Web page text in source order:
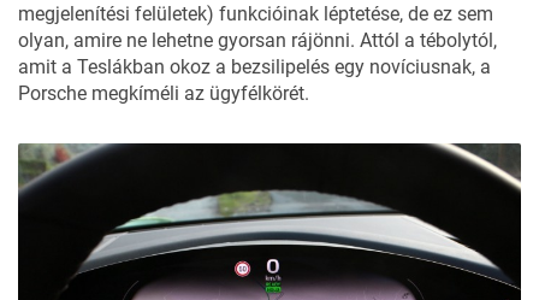
megjelenítési felületek) funkcióinak léptetése, de ez sem
olyan, amire ne lehetne gyorsan rájönni. Attól a tébolytól,
amit a Teslákban okoz a bezsilipelés egy novíciusnak, a
Porsche megkíméli az ügyfélkörét.